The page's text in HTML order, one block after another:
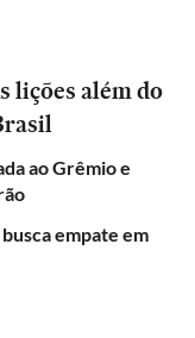
lições além do
ao Grêmio e
empate em